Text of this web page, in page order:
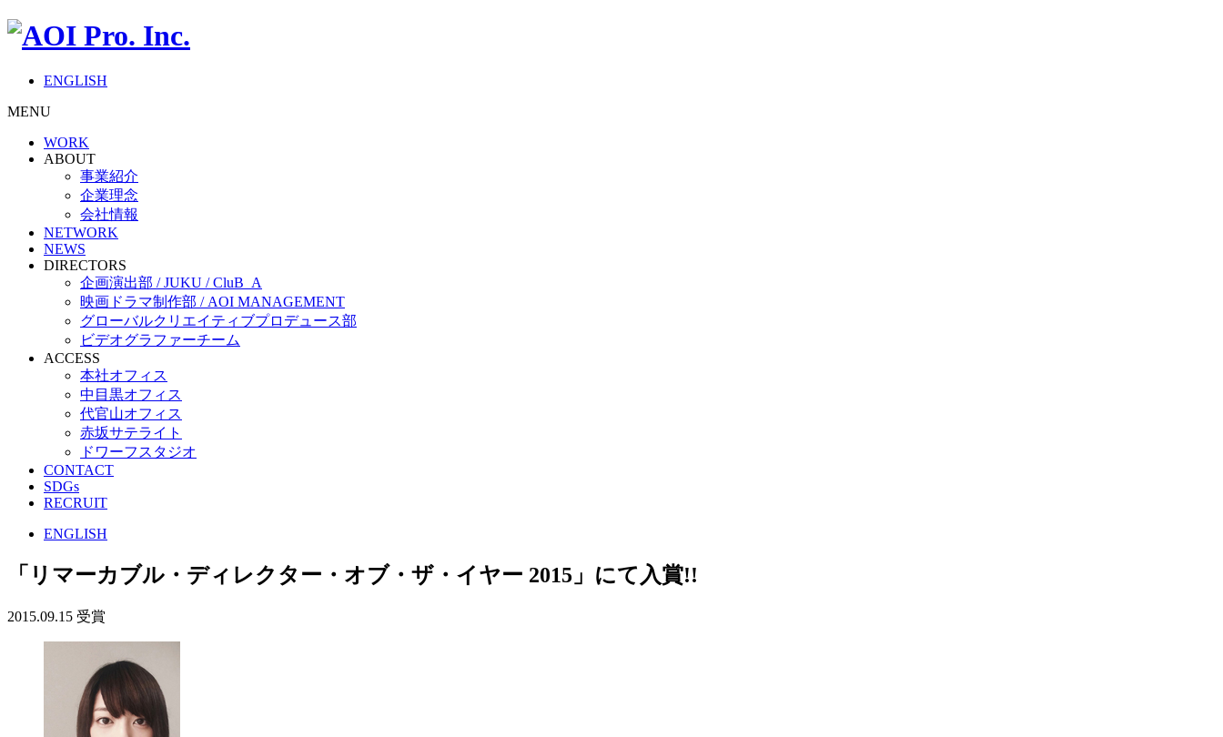
ENGLISH
MENU
WORK
ABOUT
事業紹介
企業理念
会社情報
NETWORK
NEWS
DIRECTORS
企画演出部 / JUKU / CluB_A
映画ドラマ制作部 / AOI MANAGEMENT
グローバルクリエイティブプロデュース部
ビデオグラファーチーム
ACCESS
本社オフィス
中目黒オフィス
代官山オフィス
赤坂サテライト
ドワーフスタジオ
CONTACT
SDGs
RECRUIT
ENGLISH
「リマーカブル・ディレクター・オブ・ザ・イヤー 2015」にて入賞!!
2015.09.15 受賞